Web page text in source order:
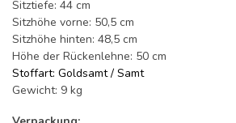
Sitztiefe: 44 cm
Sitzhöhe vorne: 50,5 cm
Sitzhöhe hinten: 48,5 cm
Höhe der Rückenlehne: 50 cm
Stoffart: Goldsamt / Samt
Gewicht: 9 kg